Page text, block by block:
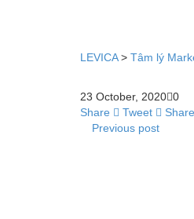
LEVICA> Tâm lý
23 October, 2020 0
Share
Tweet Share
Previous post